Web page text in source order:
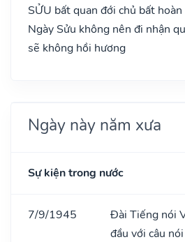
SỬU bất quan đới chủ bất
Ngày Sửu không nên đi nhận
sẽ không hồi hương
Ngày này năm xưa
Sự kiện trong nước
7/9/1945
Đài Tiếng nói
đầu với câu